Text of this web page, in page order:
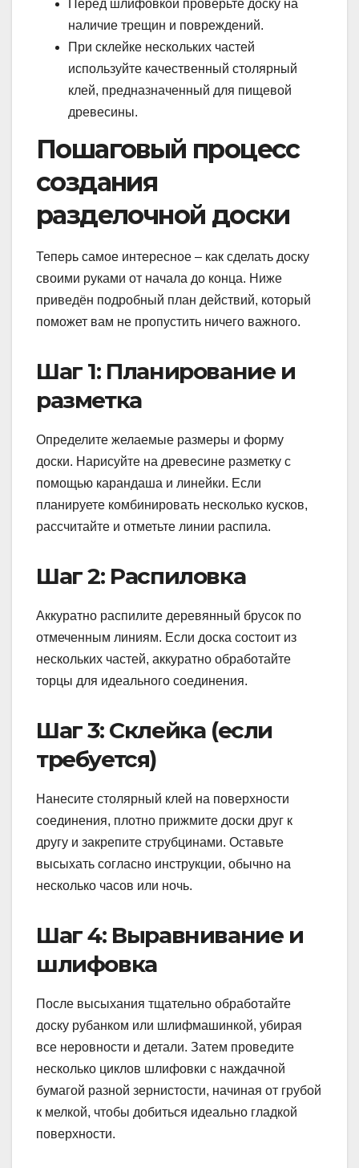
Перед шлифовкой проверьте доску на
наличие трещин и повреждений.
При склейке нескольких частей
используйте качественный столярный
клей, предназначенный для пищевой
древесины.
Пошаговый процесс
создания
разделочной доски
Теперь самое интересное – как сделать доску
своими руками от начала до конца. Ниже
приведён подробный план действий, который
поможет вам не пропустить ничего важного.
Шаг 1: Планирование и
разметка
Определите желаемые размеры и форму
доски. Нарисуйте на древесине разметку с
помощью карандаша и линейки. Если
планируете комбинировать несколько кусков,
рассчитайте и отметьте линии распила.
Шаг 2: Распиловка
Аккуратно распилите деревянный брусок по
отмеченным линиям. Если доска состоит из
нескольких частей, аккуратно обработайте
торцы для идеального соединения.
Шаг 3: Склейка (если
требуется)
Нанесите столярный клей на поверхности
соединения, плотно прижмите доски друг к
другу и закрепите струбцинами. Оставьте
высыхать согласно инструкции, обычно на
несколько часов или ночь.
Шаг 4: Выравнивание и
шлифовка
После высыхания тщательно обработайте
доску рубанком или шлифмашинкой, убирая
все неровности и детали. Затем проведите
несколько циклов шлифовки с наждачной
бумагой разной зернистости, начиная от грубой
к мелкой, чтобы добиться идеально гладкой
поверхности.